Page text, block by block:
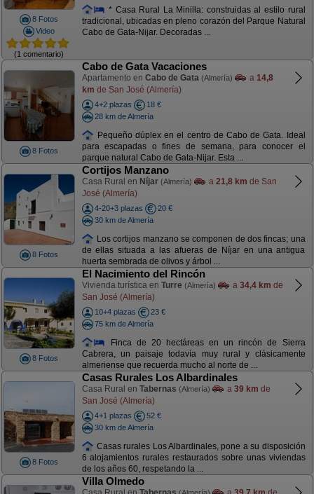
8 Fotos
Video
(1 comentario)
* Casa Rural La Minilla: construidas al estilo rural
tradicional, ubicadas en pleno corazón del Parque Natural
Cabo de Gata-Nijar. Decoradas ...
8 Fotos
Cabo de Gata Vacaciones
Apartamento en Cabo de Gata (Almería) a 14,8
km de San José (Almería)
4+2 plazas
18 €
28 km de Almería
Pequeño dúplex en el centro de Cabo de Gata. Ideal
para escapadas o fines de semana, para conocer el
parque natural Cabo de Gata-Nijar. Esta ...
8 Fotos
Cortijos Manzano
Casa Rural en Níjar (Almería) a 21,8 km de San
José (Almería)
4-20+3 plazas
20 €
30 km de Almería
Los cortijos manzano se componen de dos fincas; una
de ellas situada a las afueras de Níjar en una antigua
huerta sembrada de olivos y árbol ...
8 Fotos
El Nacimiento del Rincón
Vivienda turística en Turre (Almería) a 34,4 km de
San José (Almería)
10+4 plazas
23 €
75 km de Almería
Finca de 20 hectáreas en un rincón de Sierra
Cabrera, un paisaje todavía muy rural y clásicamente
almeriense que recuerda mucho al norte de ...
8 Fotos
Casas Rurales Los Albardinales
Casa Rural en Tabernas (Almería) a 39 km de
San José (Almería)
4+1 plazas
52 €
30 km de Almería
Casas rurales Los Albardinales, pone a su disposición
6 alojamientos rurales restaurados sobre unas viviendas
de los años 60, respetando la ...
Villa Olmedo